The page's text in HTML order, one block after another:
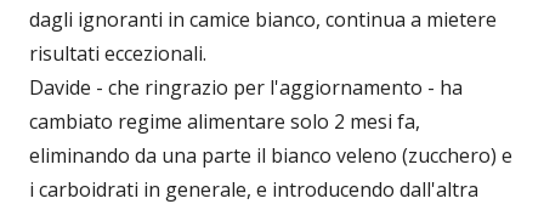
dagli ignoranti in camice bianco, continua a mietere
risultati eccezionali.
Davide - che ringrazio per l'aggiornamento - ha
cambiato regime alimentare solo 2 mesi fa,
eliminando da una parte il bianco veleno (zucchero) e
i carboidrati in generale, e introducendo dall'altra